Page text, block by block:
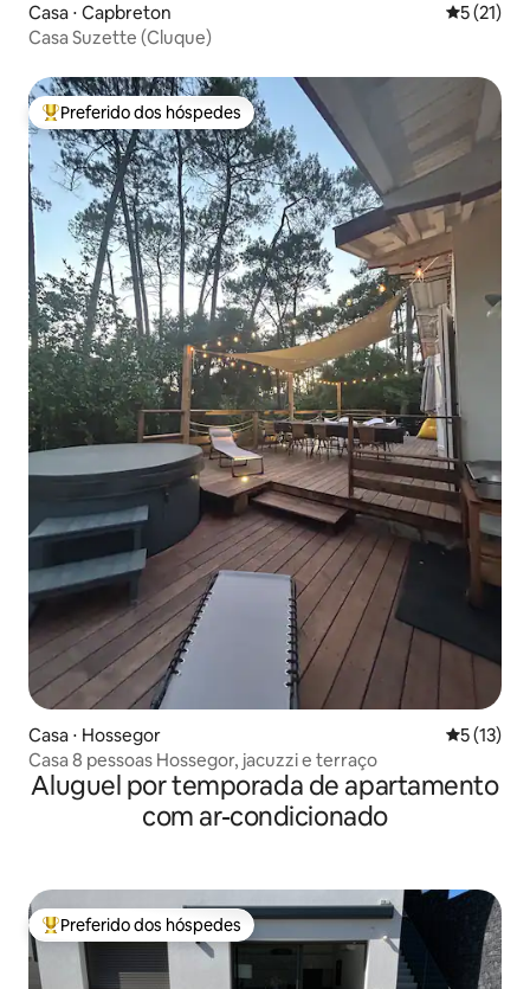
Casa ⋅ Capbreton 5 de uma
5 (21)
Casa Suzette (Cluque)
Entre os melhores preferidos dos hóspedes
Preferido dos hóspedes
Casa ⋅ Hossegor 5 de uma
5 (13)
Casa 8 pessoas Hossegor, jacuzzi e terraço
Aluguel por temporada de apartamento
com ar-condicionado
Entre os melhores preferidos dos hóspedes
Preferido dos hóspedes